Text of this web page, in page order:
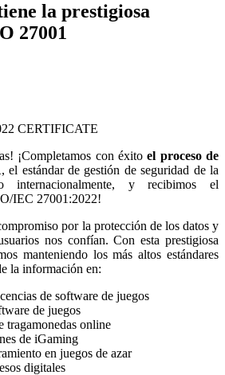
la prestigiosa
27001
CERTIFICATE
¡Completamos con éxitoel proceso de
, el estándar de gestión de seguridad de la
internacionalmente, y recibimos el
IEC 27001:2022!
por la protección de los datos y
nos confían. Con esta prestigiosa
manteniendo los más altos estándares
la información en:
de software de juegos
de juegos
tragamonedas online
de iGaming
en juegos de azar
digitales